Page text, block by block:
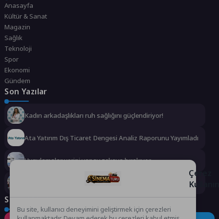
Anasayfa
Kültür & Sanat
Magazin
Sağlık
Teknoloji
Spor
Ekonomi
Gündem
Son Yazılar
Kadın arkadaşlıkları ruh sağlığını güçlendiriyor!
Ata Yatırım Dış Ticaret Dengesi Analiz Raporunu Yayımladı
Uygulamalar yerini yapay zekaya bırakıyor
Kemer’in yeni simgesi: Henna Heykeli
Sosyal Medya
Çerez
Bu site, kullanıcı deneyimini geliştirmek için çerezleri